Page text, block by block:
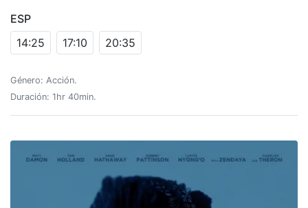
ESP
14:25
17:10 20:35
Género: Acción.
Duración: 1hr 40min.